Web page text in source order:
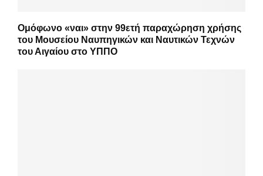
Ομόφωνο «ναι» στην 99ετή παραχώρηση χρήσης
του Μουσείου Ναυπηγικών και Ναυτικών Τεχνών
του Αιγαίου στο ΥΠΠΟ